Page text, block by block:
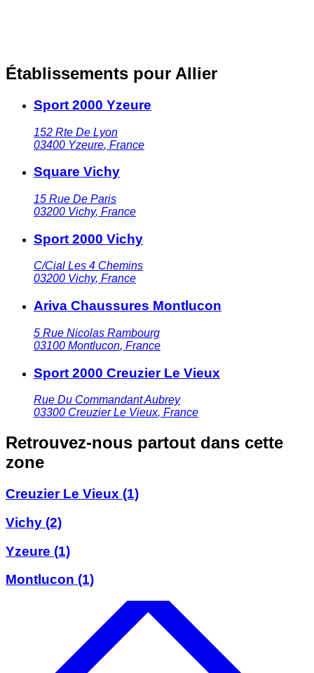
Établissements pour Allier
Sport 2000 Yzeure
152 Rte De Lyon
03400 Yzeure, France
Square Vichy
15 Rue De Paris
03200 Vichy, France
Sport 2000 Vichy
C/Cial Les 4 Chemins
03200 Vichy, France
Ariva Chaussures Montlucon
5 Rue Nicolas Rambourg
03100 Montlucon, France
Sport 2000 Creuzier Le Vieux
Rue Du Commandant Aubrey
03300 Creuzier Le Vieux, France
Retrouvez-nous partout dans cette
zone
Creuzier Le Vieux (1)
Vichy (2)
Yzeure (1)
Montlucon (1)